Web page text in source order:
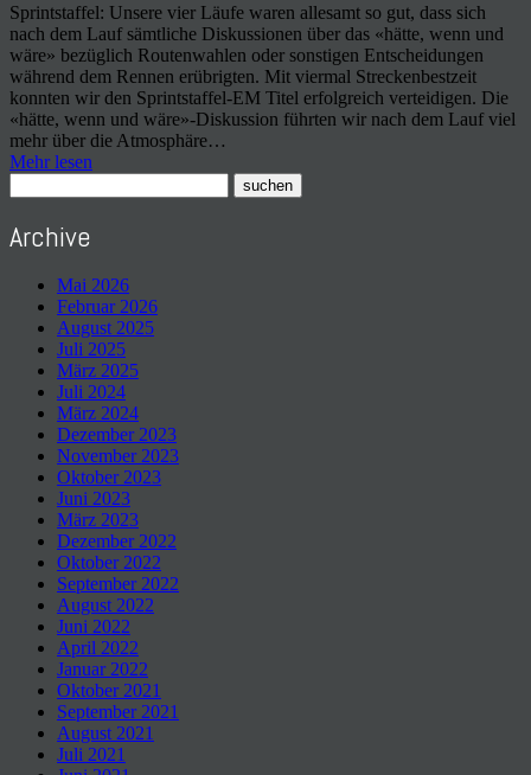
Sprintstaffel: Unsere vier Läufe waren allesamt so gut, dass sich
nach dem Lauf sämtliche Diskussionen über das «hätte, wenn und
wäre» bezüglich Routenwahlen oder sonstigen Entscheidungen
während dem Rennen erübrigten. Mit viermal Streckenbestzeit
konnten wir den Sprintstaffel-EM Titel erfolgreich verteidigen. Die
«hätte, wenn und wäre»-Diskussion führten wir nach dem Lauf viel
mehr über die Atmosphäre…
Mehr lesen
Archive
Mai 2026
Februar 2026
August 2025
Juli 2025
März 2025
Juli 2024
März 2024
Dezember 2023
November 2023
Oktober 2023
Juni 2023
März 2023
Dezember 2022
Oktober 2022
September 2022
August 2022
Juni 2022
April 2022
Januar 2022
Oktober 2021
September 2021
August 2021
Juli 2021